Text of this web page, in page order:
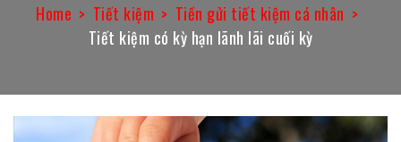
Home Tiết kiệm
Tiền gửi tiết kiệm cá nhân
Tiết kiệm có kỳ hạn lãnh lãi cuối kỳ